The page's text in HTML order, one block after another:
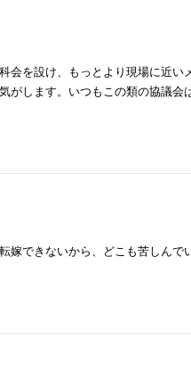
会を設け、もっとより現場に近い
します。いつもこの類の協議会
嫁できないから、どこも苦しんで